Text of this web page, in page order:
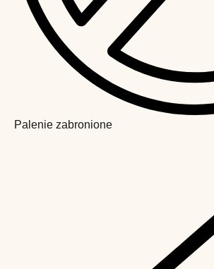
Palenie zabronione